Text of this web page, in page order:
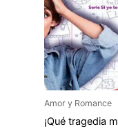
Amor y Romance
¡Qué tragedia